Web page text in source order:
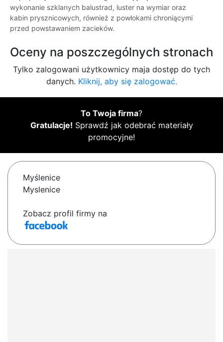
wykonanie szklanych balustrad, luster na wymiar oraz
kabin prysznicowych, również z powłokami chroniącymi
przed powstawaniem zacieków.
Oceny na poszczególnych stronach
Tylko zalogowani użytkownicy maja dostęp do tych
danych. Kliknij, aby się zalogować.
To Twoja firma?
Gratulacje! Sprawdź jak odebrać materiały
promocyjne!
Myślenice
Myslenice
Zobacz profil firmy na